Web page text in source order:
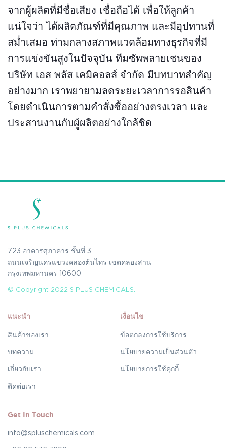
จากผู้ผลิตที่มีชื่อเสียง เชื่อถือได้ เพื่อให้ลูกค้า
แน่ใจว่า ได้ผลิตภัณฑ์ที่มีคุณภาพ และมีอุปทานที่
สม่ำเสมอ ท่ามกลางสภาพแวดล้อมทางธุรกิจที่มี
การแข่งขันสูงในปัจจุบัน ทีมซัพพลายเชนของ
บริษัท เอส พลัส เคมิคอลส์ จำกัด มีบทบาทสำคัญ
อย่างมาก เราพยายามลดระยะเวลาการรอสินค้า
โดยดำเนินการตามคำสั่งซื้ออย่างตรงเวลา และ
ประสานงานกับผู้ผลิตอย่างใกล้ชิด
723 อาคารศุภาคาร ชั้นที่ 3
ถนนเจริญนครแขวงคลองต้นไทร เขตคลองสาน
กรุงเทพมหานคร 10600
© Copyright 2022 S PLUS CHEMICALS.
แนะนำ
สินค้าของเรา
บทความ
เกี่ยวกับเรา
ติดต่อเรา
เงื่อนไข
ข้อตกลงการใช้บริการ
นโยบายความเป็นส่วนตัว
นโยบายการใช้คุกกี้
Get In Touch
info@spluschemicals.com